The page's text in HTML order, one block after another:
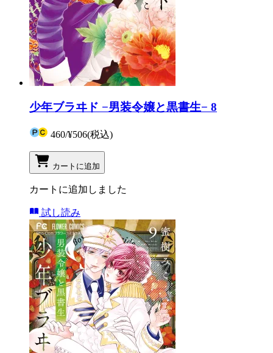
少年ブラヰド −男装令嬢と黒書生− 8
460/¥506(税込)
カートに追加
カートに追加しました
試し読み